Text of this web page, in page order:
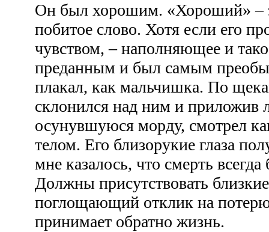
Он был хорошим. «Хороший» –
побитое слово. Хотя если его
чувством, – наполняющее и
преданным и был самым
плакал, как мальчишка. По
склонился над ним и приложив
осунувшуюся морду, смотрел
телом. Его близорукие глаза
мне казалось, что смерть
Должны присутствовать
поглощающий отклик на
принимает обратно жизнь.